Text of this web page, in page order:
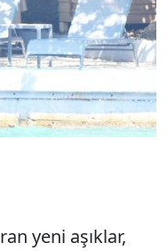
yeni aşıklar,